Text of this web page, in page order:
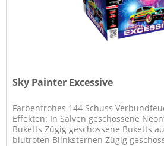
Sky Painter Excessive
Farbenfrohes 144 Schuss
Effekten: In Salven geschossene
Buketts Zügig geschossene Buketts
blutroten Blinksternen Zügig